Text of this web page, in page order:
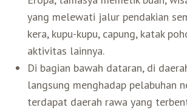
yang melewati jalur pendakian
kera, kupu-kupu, capung, katak
aktivitas lainnya.
Di bagian bawah dataran, di
langsung menghadap pelabuhan
terdapat daerah rawa yang